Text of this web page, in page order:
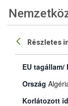
Részletes
EU tagállam/
Ország
Korlátozott